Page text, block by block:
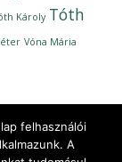
Károly Tóth
Vóna Mária
felhasználói
A